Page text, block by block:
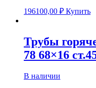
196100,00 ₽ Купить
Трубы
78 68×16
В наличии